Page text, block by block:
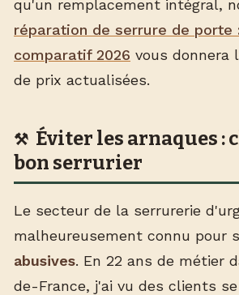
qu'un remplacement intégral,
réparation de serrure de porte
comparatif 2026 vous donnera
de prix actualisées.
Éviter les arnaques :
bon serrurier
Le secteur de la serrurerie
malheureusement connu pour
abusives. En 22 ans de métier
de-France, j'ai vu des clients